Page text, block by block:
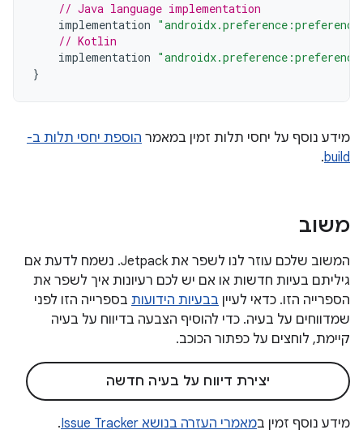
// Java language implementation
implementation
// Kotlin
implementation
}
מידע נוסף על יחסי תלות זמין במאמר הוספת יחסי תלות ב-
build
.
משוב
המשוב שלכם עוזר לנו לשפר את Jetpack. נשמח לדעת אם
גיליתם בעיות חדשות או אם יש לכם רעיונות איך לשפר את
הספרייה הזו. כדאי לעיין בבעיות הידועות בספרייה הזו לפני
שמדווחים על בעיה. כדי להוסיף הצבעה בדיווח על בעיה
קיימת, לוחצים על כפתור הכוכב.
יצירת דיווח על בעיה חדשה
מידע נוסף זמין במאמרי העזרה בנושא Issue Tracker .